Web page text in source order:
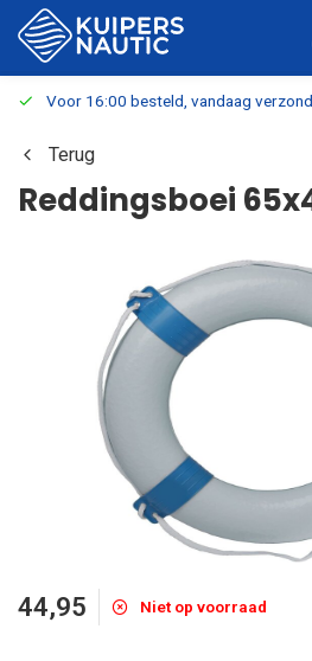
Voor 16:00 besteld, vandaag
Terug
Reddingsboei
44,95 Niet op voorraad